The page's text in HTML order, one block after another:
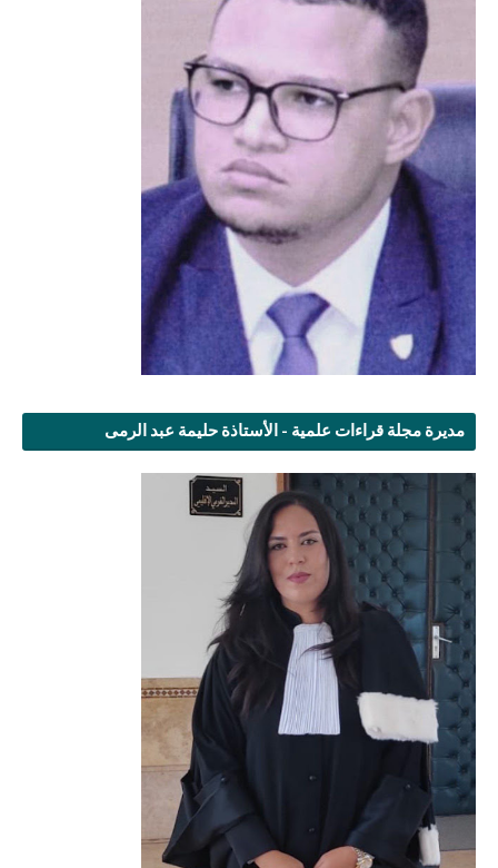
مديرة مجلة قراءات علمية - الأستاذة حليمة عبد الرمى